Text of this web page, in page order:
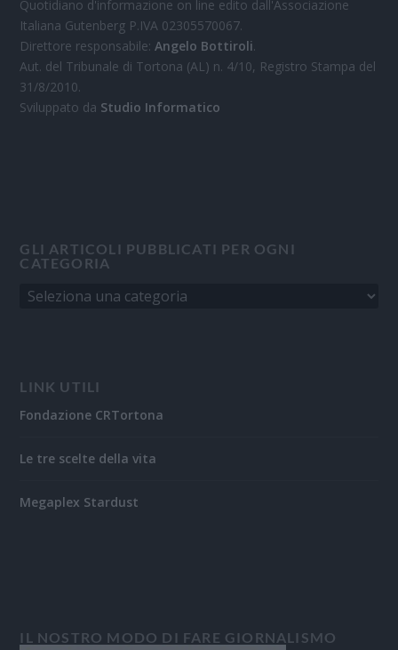
Quotidiano d'informazione on line edito dall'Associazione
Italiana Gutenberg P.IVA 02305570067.
Direttore responsabile:Angelo Bottiroli.
Aut. del Tribunale di Tortona (AL) n. 4/10, Registro Stampa del
31/8/2010.
Sviluppato da Studio Informatico
GLI ARTICOLI PUBBLICATI PER OGNI
CATEGORIA
LINK UTILI
Fondazione CRTortona
Le tre scelte della vita
Megaplex Stardust
IL NOSTRO MODO DI FARE GIORNALISMO